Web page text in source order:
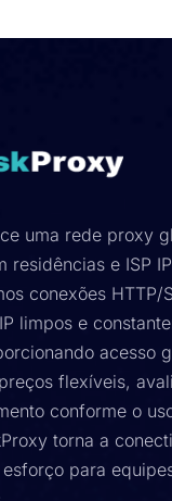
uma rede proxy
residências e ISP
conexões HTTP/
limpos e
acesso
flexíveis,
conforme o
torna a
para